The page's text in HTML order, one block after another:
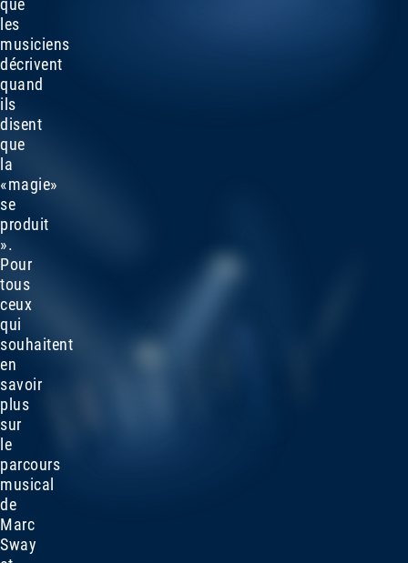
les
musiciens
décrivent
quand
ils
disent
que
la
«magie»
se
produit
».
Pour
tous
ceux
qui
souhaitent
en
savoir
plus
sur
le
parcours
musical
de
Marc
Sway